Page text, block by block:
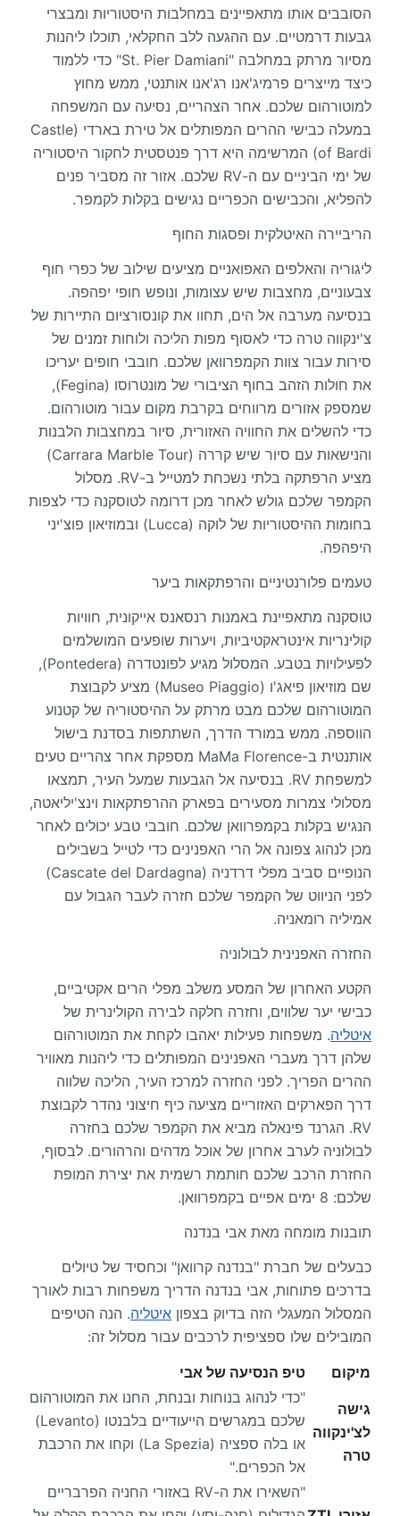
הסובבים אותו מתאפיינים במחלבות היסטוריות ומבצרי
גבעות דרמטיים. עם ההגעה ללב החקלאי, תוכלו ליהנות
מסיור מרתק במחלבה "St. Pier Damiani" כדי ללמוד
כיצד מייצרים פרמיג'אנו רג'אנו אותנטי, ממש מחוץ
למוטורהום שלכם. אחר הצהריים, נסיעה עם המשפחה
במעלה כבישי ההרים המפותלים אל טירת בארדי (Castle
of Bardi) המרשימה היא דרך פנטסטית לחקור היסטוריה
של ימי הביניים עם ה-RV שלכם. אזור זה מסביר פנים
להפליא, והכבישים הכפריים נגישים בקלות לקמפר.
הריביירה האיטלקית ופסגות החוף
ליגוריה והאלפים האפואניים מציעים שילוב של כפרי חוף
צבעוניים, מחצבות שיש עצומות, ונופש חופי יפהפה.
בנסיעה מערבה אל הים, תחוו את קונסורציום התיירות של
צ'ינקווה טרה כדי לאסוף מפות הליכה ולוחות זמנים של
סירות עבור צוות הקמפרוואן שלכם. חובבי חופים יעריכו
את חולות הזהב בחוף הציבורי של מונטרוסו (Fegina),
שמספק אזורים מרווחים בקרבת מקום עבור מוטורהום.
כדי להשלים את החוויה האזורית, סיור במחצבות הלבנות
והנישאות עם סיור שיש קררה (Carrara Marble Tour)
מציע הרפתקה בלתי נשכחת למטייל ב-RV. מסלול
הקמפר שלכם גולש לאחר מכן דרומה לטוסקנה כדי לצפות
בחומות ההיסטוריות של לוקה (Lucca) ובמוזיאון פוצ'יני
היפהפה.
טעמים פלורנטיניים והרפתקאות ביער
טוסקנה מתאפיינת באמנות רנסאנס אייקונית, חוויות
קולינריות אינטראקטיביות, ויערות שופעים המושלמים
לפעילויות בטבע. המסלול מגיע לפונטדרה (Pontedera),
שם מוזיאון פיאג'ו (Museo Piaggio) מציע לקבוצת
המוטורהום שלכם מבט מרתק על ההיסטוריה של קטנוע
הווספה. ממש במורד הדרך, השתתפות בסדנת בישול
אותנטית ב-MaMa Florence מספקת אחר צהריים טעים
למשפחת RV. בנסיעה אל הגבעות שמעל העיר, תמצאו
מסלולי צמרות מסעירים בפארק ההרפתקאות וינצ'יליאטה,
הנגיש בקלות בקמפרוואן שלכם. חובבי טבע יכולים לאחר
מכן לנהוג צפונה אל הרי האפנינים כדי לטייל בשבילים
הנופיים סביב מפלי דרדניה (Cascate del Dardagna)
לפני הניווט של הקמפר שלכם חזרה לעבר הגבול עם
אמיליה רומאניה.
החזרה האפנינית לבולוניה
הקטע האחרון של המסע משלב מפלי הרים אקטיביים,
כבישי יער שלווים, וחזרה חלקה לבירה הקולינרית של
איטליה. משפחות פעילות יאהבו לקחת את המוטורהום
שלהן דרך מעברי האפנינים המפותלים כדי ליהנות מאוויר
ההרים הפריך. לפני החזרה למרכז העיר, הליכה שלווה
דרך הפארקים האזוריים מציעה כיף חיצוני נהדר לקבוצת
RV. הגרנד פינאלה מביא את הקמפר שלכם בחזרה
לבולוניה לערב אחרון של אוכל מדהים והרהורים. לבסוף,
החזרת הרכב שלכם חותמת רשמית את יצירת המופת
שלכם: 8 ימים אפיים בקמפרוואן.
תובנות מומחה מאת אבי בנדנה
כבעלים של חברת "בנדנה קרוואן" וכחסיד של טיולים
בדרכים פתוחות, אבי בנדנה הדריך משפחות רבות לאורך
המסלול המעגלי הזה בדיוק בצפון איטליה. הנה הטיפים
המובילים שלו ספציפית לרכבים עבור מסלול זה:
מיקום
טיפ הנסיעה של אבי
גישה
לצ'ינקווה
טרה
"כדי לנהוג בנוחות ובנחת, החנו את המוטורהום
שלכם במגרשים הייעודיים בלבנטו (Levanto)
או בלה ספציה (La Spezia) וקחו את הרכבת
אל הכפרים."
"השאירו את ה-RV באזורי החניה הפרבריים